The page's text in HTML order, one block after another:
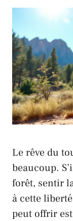
Le rêve du
beaucoup.
forêt, sentir
à cette
peut offrir